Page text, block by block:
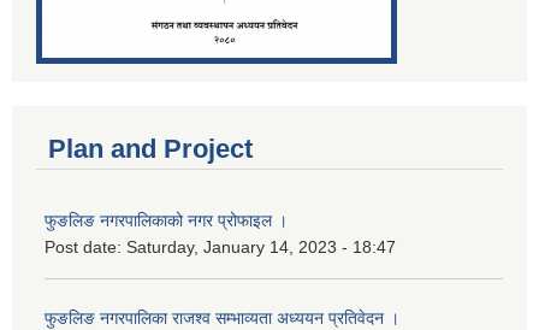
Plan and Project
फुङलिङ नगरपालिकाको नगर प्रोफाइल ।
Post date: Saturday, January 14, 2023 - 18:47
फुङलिङ नगरपालिका राजश्व सम्भाव्यता अध्ययन प्रतिवेदन ।